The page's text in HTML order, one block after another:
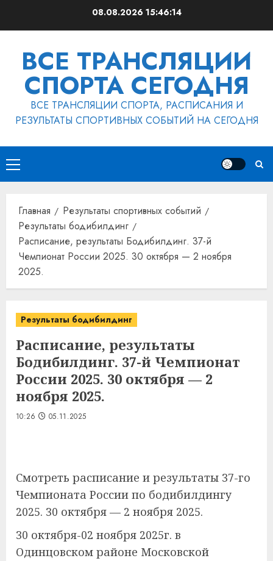
08.08.2026 15:46:15
ВСЕ ТРАНСЛЯЦИИ
СПОРТА СЕГОДНЯ
ВСЕ ТРАНСЛЯЦИИ СПОРТА, РАСПИСАНИЯ И
РЕЗУЛЬТАТЫ СПОРТИВНЫХ СОБЫТИЙ НА СЕГОДНЯ
Основное
меню
Главная
Результаты спортивных событий
Результаты бодибилдинг
Расписание, результаты Бодибилдинг. 37-й
Чемпионат России 2025. 30 октября — 2 ноября
2025.
Результаты бодибилдинг
Расписание, результаты
Бодибилдинг. 37-й Чемпионат
России 2025. 30 октября — 2
ноября 2025.
10:26 05.11.2025
Смотреть расписание и результаты 37-го
Чемпионата России по бодибилдингу
2025. 30 октября — 2 ноября 2025.
30 октября-02 ноября 2025г. в
Одинцовском районе Московской